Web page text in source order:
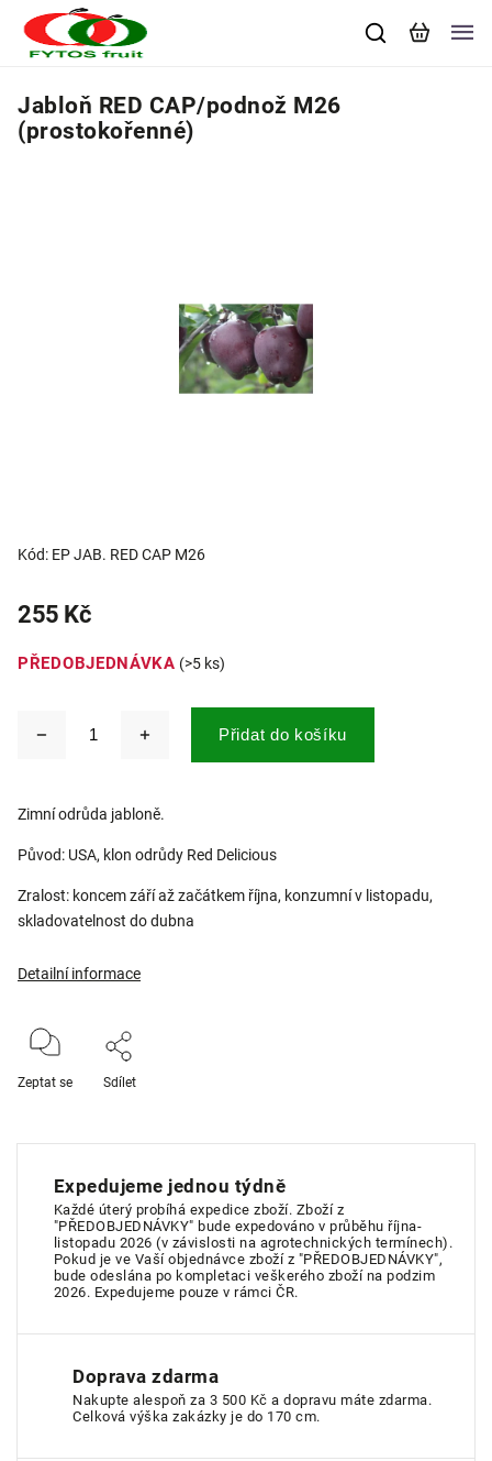
Jabloň RED CAP/podnož M26
(prostokořenné)
Kód: EP JAB. RED CAP M26
255 Kč
PŘEDOBJEDNÁVKA (>5 ks)
Přidat do košíku
Zimní odrůda jabloně.
Původ: USA, klon odrůdy Red Delicious
Zralost: koncem září až začátkem října, konzumní v listopadu,
skladovatelnost do dubna
Detailní informace
Zeptat se Sdílet
Expedujeme jednou týdně
Každé úterý probíhá expedice zboží. Zboží z
"PŘEDOBJEDNÁVKY" bude expedováno v průběhu října-
listopadu 2026 (v závislosti na agrotechnických termínech).
Pokud je ve Vaší objednávce zboží z "PŘEDOBJEDNÁVKY",
bude odeslána po kompletaci veškerého zboží na podzim
2026. Expedujeme pouze v rámci ČR.
Doprava zdarma
Nakupte alespoň za 3 500 Kč a dopravu máte zdarma.
Celková výška zakázky je do 170 cm.